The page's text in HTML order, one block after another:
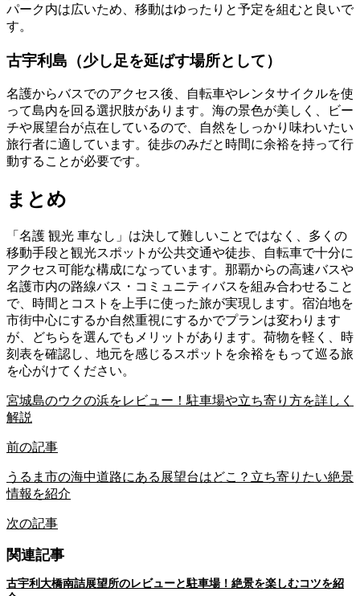
パーク内は広いため、移動はゆったりと予定を組むと良いで
す。
古宇利島（少し足を延ばす場所として）
名護からバスでのアクセス後、自転車やレンタサイクルを使
って島内を回る選択肢があります。海の景色が美しく、ビー
チや展望台が点在しているので、自然をしっかり味わいたい
旅行者に適しています。徒歩のみだと時間に余裕を持って行
動することが必要です。
まとめ
「名護 観光 車なし」は決して難しいことではなく、多くの
移動手段と観光スポットが公共交通や徒歩、自転車で十分に
アクセス可能な構成になっています。那覇からの高速バスや
名護市内の路線バス・コミュニティバスを組み合わせること
で、時間とコストを上手に使った旅が実現します。宿泊地を
市街中心にするか自然重視にするかでプランは変わります
が、どちらを選んでもメリットがあります。荷物を軽く、時
刻表を確認し、地元を感じるスポットを余裕をもって巡る旅
を心がけてください。
宮城島のウクの浜をレビュー！駐車場や立ち寄り方を詳しく
解説
前の記事
うるま市の海中道路にある展望台はどこ？立ち寄りたい絶景
情報を紹介
次の記事
関連記事
古宇利大橋南詰展望所のレビューと駐車場！絶景を楽しむコツを紹